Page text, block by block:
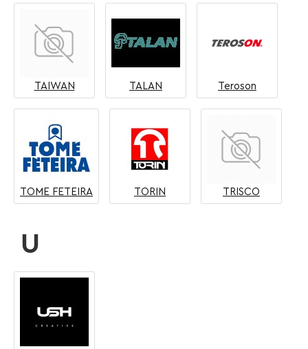
TAIWAN TALAN Teroson
TOME FETEIRA TORIN TRISCO
U